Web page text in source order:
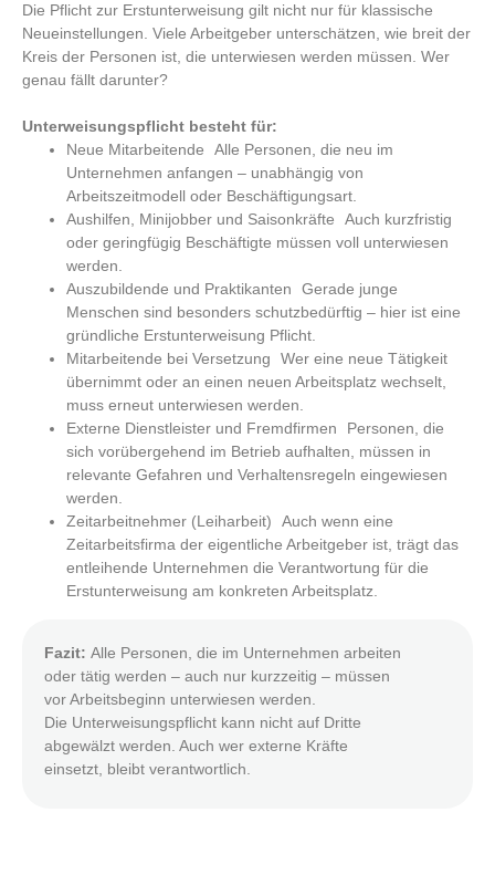
Die Pflicht zur Erstunterweisung gilt nicht nur für klassische
Neueinstellungen. Viele Arbeitgeber unterschätzen, wie breit der
Kreis der Personen ist, die unterwiesen werden müssen. Wer
genau fällt darunter?
Unterweisungspflicht besteht für:
Neue Mitarbeitende Alle Personen, die neu im
Unternehmen anfangen – unabhängig von
Arbeitszeitmodell oder Beschäftigungsart.
Aushilfen, Minijobber und Saisonkräfte Auch kurzfristig
oder geringfügig Beschäftigte müssen voll unterwiesen
werden.
Auszubildende und Praktikanten Gerade junge
Menschen sind besonders schutzbedürftig – hier ist eine
gründliche Erstunterweisung Pflicht.
Mitarbeitende bei Versetzung Wer eine neue Tätigkeit
übernimmt oder an einen neuen Arbeitsplatz wechselt,
muss erneut unterwiesen werden.
Externe Dienstleister und Fremdfirmen Personen, die
sich vorübergehend im Betrieb aufhalten, müssen in
relevante Gefahren und Verhaltensregeln eingewiesen
werden.
Zeitarbeitnehmer (Leiharbeit) Auch wenn eine
Zeitarbeitsfirma der eigentliche Arbeitgeber ist, trägt das
entleihende Unternehmen die Verantwortung für die
Erstunterweisung am konkreten Arbeitsplatz.
Fazit: Alle Personen, die im Unternehmen arbeiten
oder tätig werden – auch nur kurzzeitig – müssen
vor Arbeitsbeginn unterwiesen werden.
Die Unterweisungspflicht kann nicht auf Dritte
abgewälzt werden. Auch wer externe Kräfte
einsetzt, bleibt verantwortlich.